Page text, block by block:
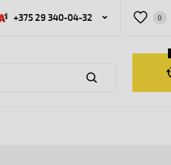
+375 29 340-04-32 0